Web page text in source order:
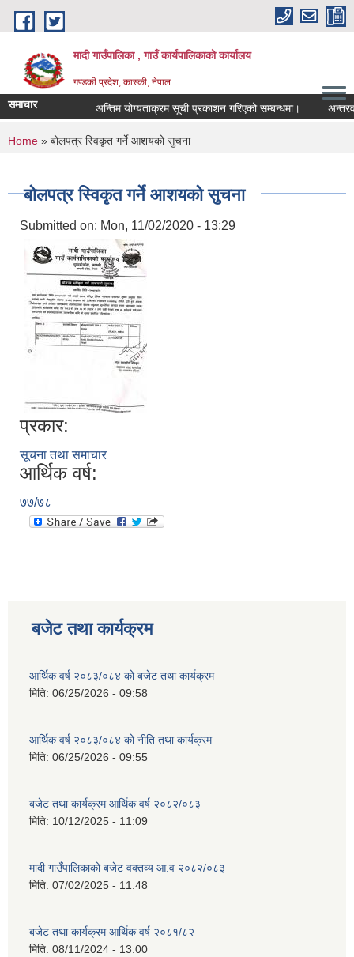
Skip to main content
मादी गाउँपालिका , गाउँ कार्यपालिकाको कार्यालय
गण्डकी प्रदेश, कास्की, नेपाल
समाचार अन्तिम योग्यताक्रम सूची प्रकाशन गरिएको सम्बन्धमा। अन्तरवार्ता
You are here
Home » बोलपत्र स्विकृत गर्ने आशयको सुचना
बोलपत्र स्विकृत गर्ने आशयको सुचना
Submitted on: Mon, 11/02/2020 - 13:29
प्रकार:
सूचना तथा समाचार
आर्थिक वर्ष:
७७/७८
बजेट तथा कार्यक्रम
आर्थिक वर्ष २०८३/०८४ को बजेट तथा कार्यक्रम
मिति: 06/25/2026 - 09:58
आर्थिक वर्ष २०८३/०८४ को नीति तथा कार्यक्रम
मिति: 06/25/2026 - 09:55
बजेट तथा कार्यक्रम आर्थिक वर्ष २०८२/०८३
मिति: 10/12/2025 - 11:09
मादी गाउँपालिकाको बजेट वक्तव्य आ.व २०८२/०८३
मिति: 07/02/2025 - 11:48
बजेट तथा कार्यक्रम आर्थिक वर्ष २०८१/८२
मिति: 08/11/2024 - 13:00